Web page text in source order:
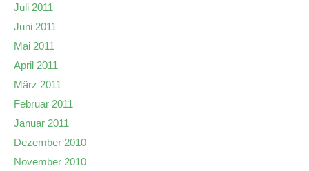
Juli 2011
Juni 2011
Mai 2011
April 2011
März 2011
Februar 2011
Januar 2011
Dezember 2010
November 2010